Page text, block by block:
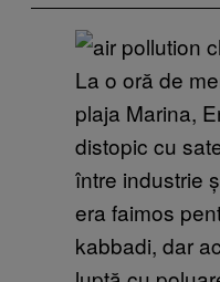
La o oră de
plaja Marina,
distopic cu
între industrie
era faimos
kabbadi, dar